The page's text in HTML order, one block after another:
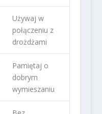
Używaj w
połączeniu z
drożdżami
Pamiętaj o
dobrym
wymieszaniu